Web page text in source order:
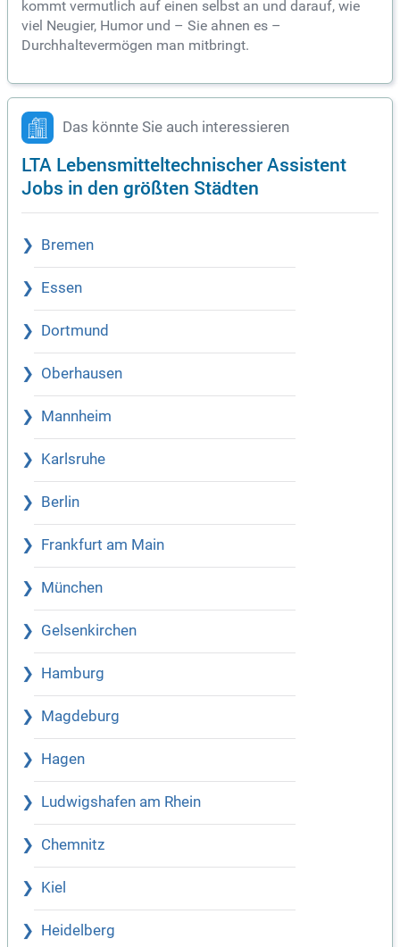
kommt vermutlich auf einen selbst an und darauf, wie
viel Neugier, Humor und – Sie ahnen es –
Durchhaltevermögen man mitbringt.
Das könnte Sie auch interessieren
LTA Lebensmitteltechnischer Assistent
Jobs in den größten Städten
Bremen
Essen
Dortmund
Oberhausen
Mannheim
Karlsruhe
Berlin
Frankfurt am Main
München
Gelsenkirchen
Hamburg
Magdeburg
Hagen
Ludwigshafen am Rhein
Chemnitz
Kiel
Heidelberg